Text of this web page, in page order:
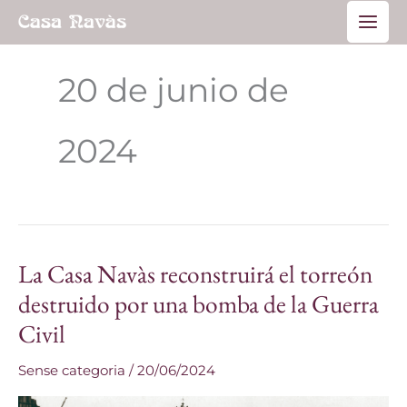
Main
20 de junio de
2024
La Casa Navàs reconstruirá el torreón
destruido por una bomba de la Guerra
Civil
Sense categoria /20/06/2024
La
Casa
Navàs
reconstruirá
el
torreón